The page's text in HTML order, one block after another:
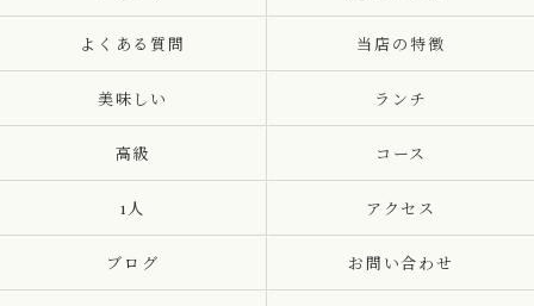
よくある質問 当店の特徴
美味しい ランチ
高級 コース
1人 アクセス
ブログ お問い合わせ